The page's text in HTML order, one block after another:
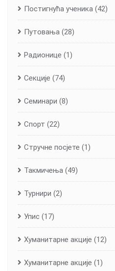
Постигнућа ученика (42)
Путовања (28)
Радионице (1)
Секције (74)
Семинари (8)
Спорт (22)
Стручне посјете (1)
Такмичења (49)
Турнири (2)
Упис (17)
Хуманитарне aкције (12)
Хуманитарне акције (1)